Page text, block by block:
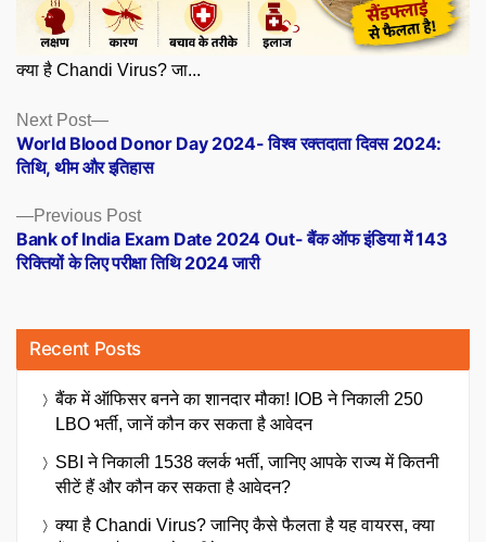
क्या है Chandi Virus? जा...
Posts
navigation
Previous PostPrevious
post:
Bank of India Exam Date 2024 Out- बैंक ऑफ इंडिया में 143
रिक्तियों के लिए परीक्षा तिथि 2024 जारी
Next Post
Next
post:
World Blood Donor Day 2024- विश्व रक्तदाता दिवस 2024:
तिथि, थीम और इतिहास
Recent Posts
बैंक में ऑफिसर बनने का शानदार मौका! IOB ने निकाली 250
LBO भर्ती, जानें कौन कर सकता है आवेदन
SBI ने निकाली 1538 क्लर्क भर्ती, जानिए आपके राज्य में कितनी
सीटें हैं और कौन कर सकता है आवेदन?
क्या है Chandi Virus? जानिए कैसे फैलता है यह वायरस, क्या